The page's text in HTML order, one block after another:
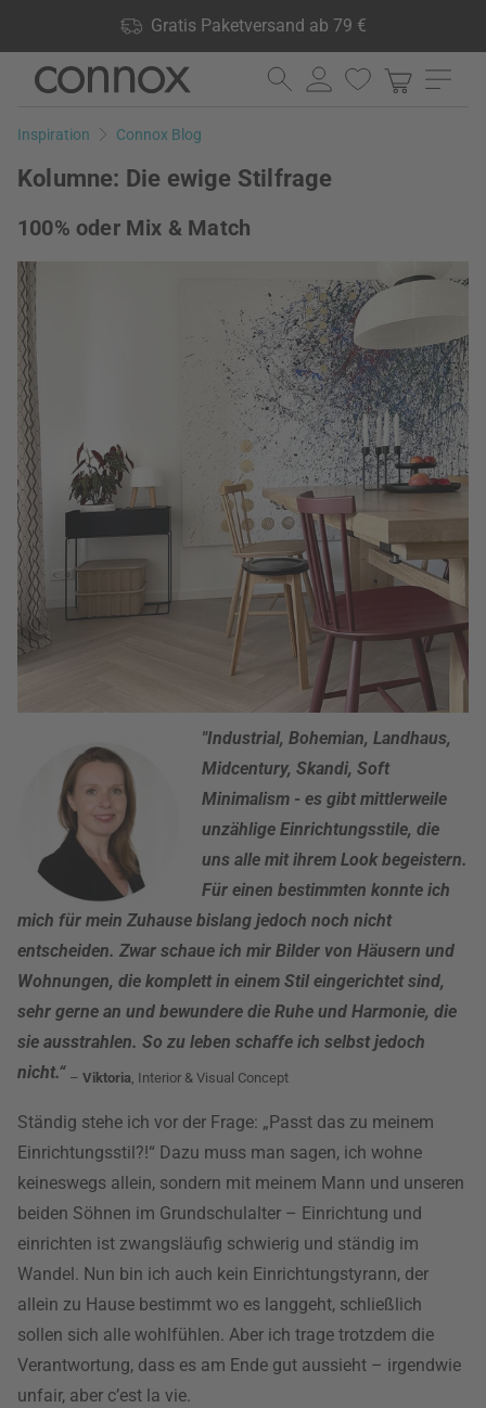
Gratis Paketversand ab 79 €
lagernd, 60 Tage Rückgaberecht
Direkt
Seiteninhalt
Direkt
Suchfeld
Inspiration Connox Blog
Kolumne: Die ewige Stilfrage
100% oder Mix & Match
"Industrial, Bohemian, Landhaus,
Midcentury, Skandi, Soft
Minimalism - es gibt mittlerweile
unzählige Einrichtungsstile, die
uns alle mit ihrem Look begeistern.
Für einen bestimmten konnte ich
mich für mein Zuhause bislang jedoch noch nicht
entscheiden. Zwar schaue ich mir Bilder von Häusern und
Wohnungen, die komplett in einem Stil eingerichtet sind,
sehr gerne an und bewundere die Ruhe und Harmonie, die
sie ausstrahlen. So zu leben schaffe ich selbst jedoch
nicht.“ – Viktoria, Interior & Visual Concept
Ständig stehe ich vor der Frage: „Passt das zu meinem
Einrichtungsstil?!“ Dazu muss man sagen, ich wohne
keineswegs allein, sondern mit meinem Mann und unseren
beiden Söhnen im Grundschulalter – Einrichtung und
einrichten ist zwangsläufig schwierig und ständig im
Wandel. Nun bin ich auch kein Einrichtungstyrann, der
allein zu Hause bestimmt wo es langgeht, schließlich
sollen sich alle wohlfühlen. Aber ich trage trotzdem die
Verantwortung, dass es am Ende gut aussieht – irgendwie
unfair, aber c’est la vie.